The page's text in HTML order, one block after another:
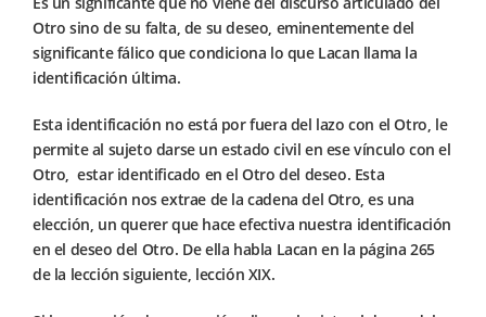
Otro sino de su falta, de su deseo, eminentemente del
significante fálico que condiciona lo que Lacan llama la
identificación última.
Esta identificación no está por fuera del lazo con el Otro, le
permite al sujeto darse un estado civil en ese vínculo con el
Otro, estar identificado en el Otro del deseo. Esta
identificación nos extrae de la cadena del Otro, es una
elección, un querer que hace efectiva nuestra identificación
en el deseo del Otro. De ella habla Lacan en la página 265
de la lección siguiente, lección XIX.